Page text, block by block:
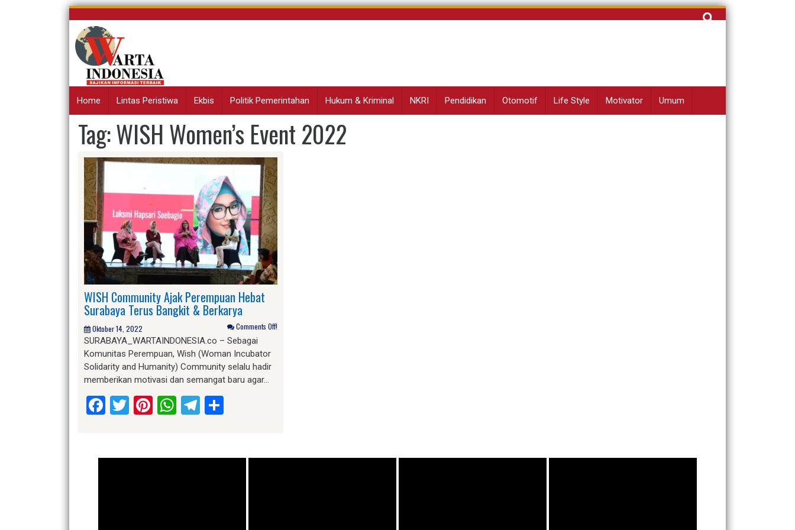
Skip
content
Cari
Home Lintas Peristiwa Ekbis Politik Pemerintahan Hukum & Kriminal NKRI Pendidikan Otomotif Life Style Motivator Umum
Tag:WISH Women’s Event 2022
WISH Community Ajak Perempuan Hebat
Surabaya Terus Bangkit & Berkarya
Oktober 14, 2022 Comments Off!
SURABAYA_WARTAINDONESIA.co – Sebagai
Komunitas Perempuan, Wish (Woman Incubator
Solidarity and Humanity) Community selalu hadir
memberikan motivasi dan semangat baru agar…
Facebook
Twitter
Pinterest
WhatsApp
Telegram